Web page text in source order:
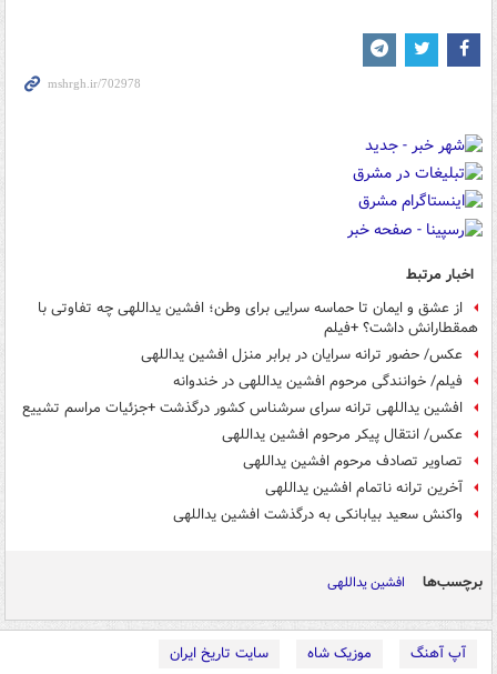
اخبار مرتبط
از عشق و ایمان تا حماسه سرایی برای وطن؛ افشین یداللهی چه تفاوتی با
همقطارانش داشت؟ +فیلم
عکس/ حضور ترانه سرایان در برابر منزل افشین یداللهی
فیلم/ خوانندگی مرحوم افشین یداللهی در خندوانه
افشین یداللهی ترانه سرای سرشناس کشور درگذشت +جزئیات مراسم تشییع
عکس/ انتقال پیکر مرحوم افشین یداللهی
تصاویر تصادف مرحوم افشین یداللهی
آخرین ترانه ناتمام افشین یداللهی
واکنش سعید بیابانکی به درگذشت افشین یداللهی
برچسب‌ها افشین یداللهی
آپ آهنگ موزیک شاه
سایت تاریخ ایران